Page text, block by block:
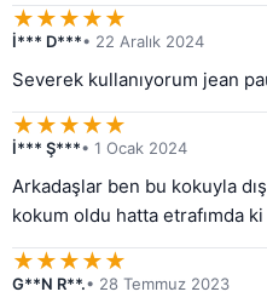
★★★★★
İ*** D***• 22 Aralık 2024
Severek kullanıyorum jean
★★★★★
İ*** Ş***• 1 Ocak 2024
Arkadaşlar ben bu kokuyla
kokum oldu hatta etrafımda
★★★★★
G**N R**.• 28 Temmuz 2023